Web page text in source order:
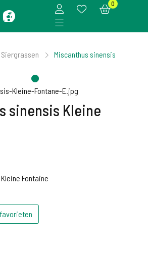
0
Siergrassen
Miscanthus sinensis
sinensis Kleine
Fontaine